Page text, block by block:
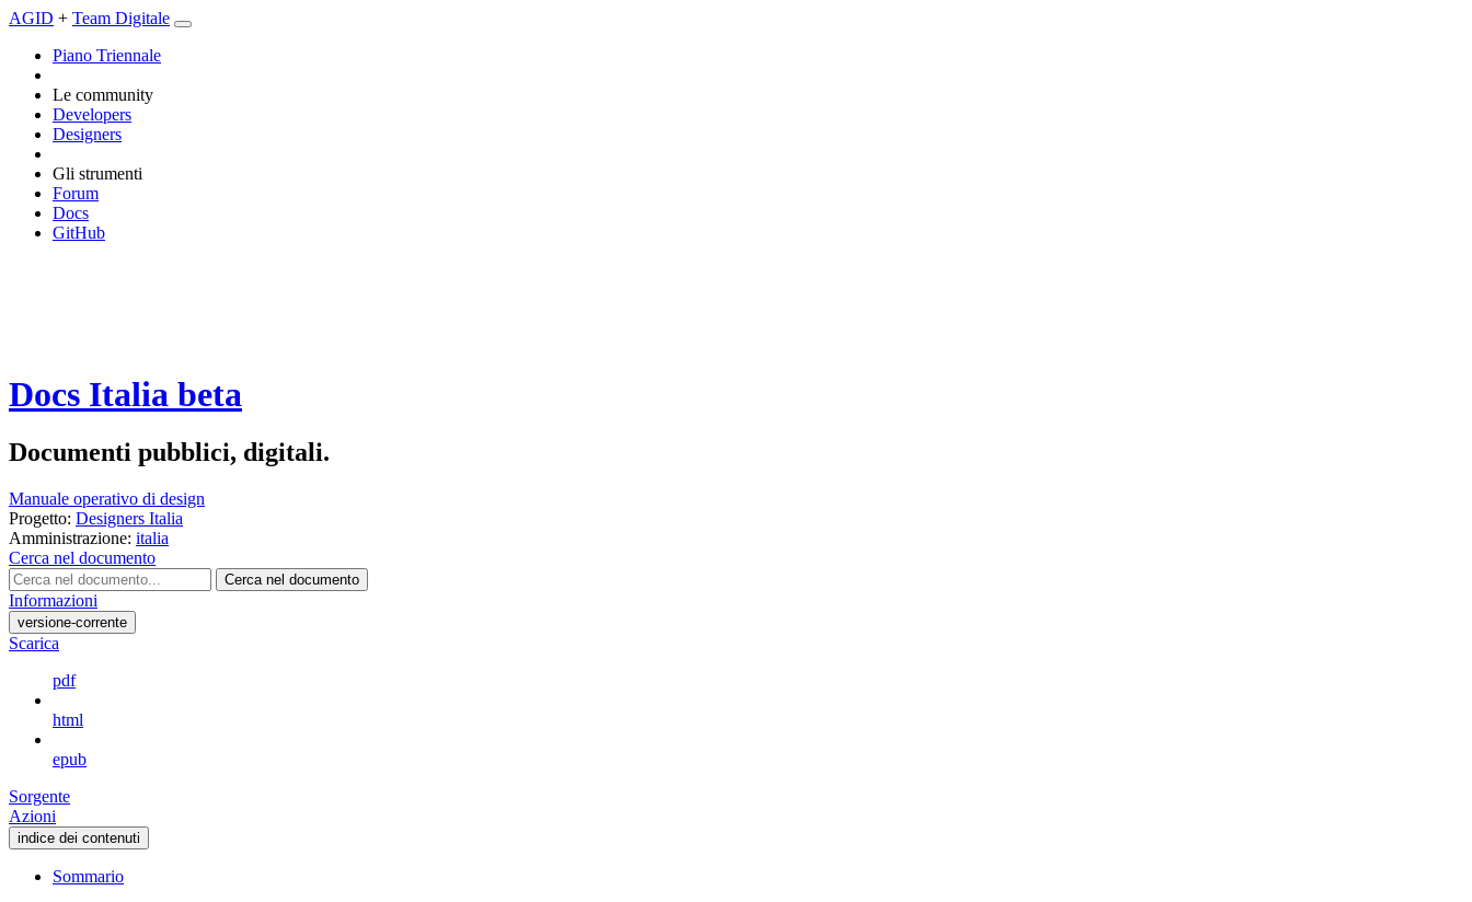
AGID + Team Digitale
Piano Triennale
Le community
Developers
Designers
Gli strumenti
Forum
Docs
GitHub
Docs Italia beta
Documenti pubblici, digitali.
Manuale operativo di design
Progetto: Designers Italia
Amministrazione: italia
Cerca nel documento
Cerca nel documento
Informazioni
versione-corrente
Scarica
pdf
html
epub
Sorgente
Azioni
indice dei contenuti
Sommario